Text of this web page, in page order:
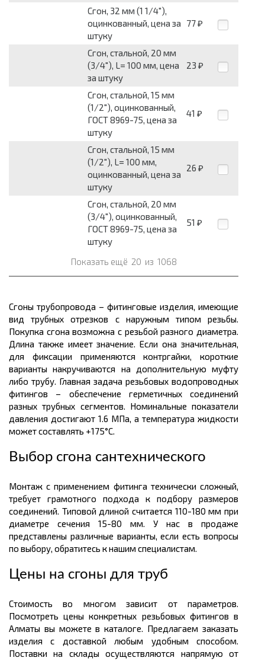
Сгон, 32 мм (1 1/4"),
оцинкованный, цена за
штуку
77 ₽
Сгон, стальной, 20 мм
(3/4"), L= 100 мм, цена
за штуку
23 ₽
Сгон, стальной, 15 мм
(1/2"), оцинкованный,
ГОСТ 8969-75, цена за
штуку
41 ₽
Сгон, стальной, 15 мм
(1/2"), L= 100 мм,
оцинкованный, цена за
штуку
26 ₽
Сгон, стальной, 20 мм
(3/4"), оцинкованный,
ГОСТ 8969-75, цена за
штуку
51 ₽
Показать ещё 20 из 1068
Сгоны трубопровода – фитинговые изделия, имеющие
вид трубных отрезков с наружным типом резьбы.
Покупка сгона возможна с резьбой разного диаметра.
Длина также имеет значение. Если она значительная,
для фиксации применяются контргайки, короткие
варианты накручиваются на дополнительную муфту
либо трубу. Главная задача резьбовых водопроводных
фитингов – обеспечение герметичных соединений
разных трубных сегментов. Номинальные показатели
давления достигают 1.6 МПа, а температура жидкости
может составлять +175°C.
Выбор сгона сантехнического
Монтаж с применением фитинга технически сложный,
требует грамотного подхода к подбору размеров
соединений. Типовой длиной считается 110-180 мм при
диаметре сечения 15-80 мм. У нас в продаже
представлены различные варианты, если есть вопросы
по выбору, обратитесь к нашим специалистам.
Цены на сгоны для труб
Стоимость во многом зависит от параметров.
Посмотреть цены конкретных резьбовых фитингов в
Алматы вы можете в каталоге. Предлагаем заказать
изделия с доставкой любым удобным способом.
Поставки на склады осуществляются напрямую от